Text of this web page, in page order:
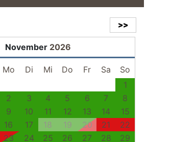
>>
November 2026
Mo Di Mi Do Fr Sa
So
1
2
3 4 5 6 7
8
9
10 11 12 13 14
15
16
17 18 19 20 21
22
23
24 25 26 27 28
29